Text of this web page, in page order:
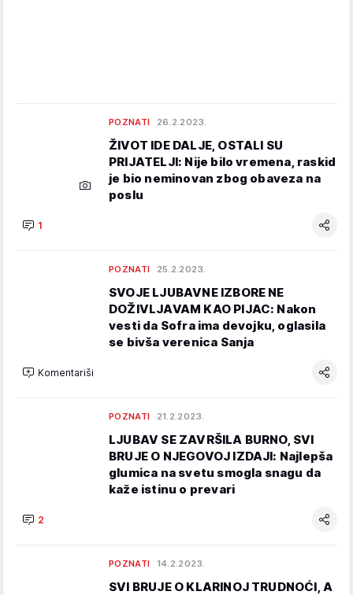
POZNATI 26.2.2023.
ŽIVOT IDE DALJE, OSTALI SU
PRIJATELJI: Nije bilo vremena, raskid
je bio neminovan zbog obaveza na
poslu
1
POZNATI 25.2.2023.
SVOJE LJUBAVNE IZBORE NE
DOŽIVLJAVAM KAO PIJAC: Nakon
vesti da Sofra ima devojku, oglasila
se bivša verenica Sanja
Komentariši
POZNATI 21.2.2023.
LJUBAV SE ZAVRŠILA BURNO, SVI
BRUJE O NJEGOVOJ IZDAJI: Najlepša
glumica na svetu smogla snagu da
kaže istinu o prevari
2
POZNATI 14.2.2023.
SVI BRUJE O KLARINOJ TRUDNOĆI, A